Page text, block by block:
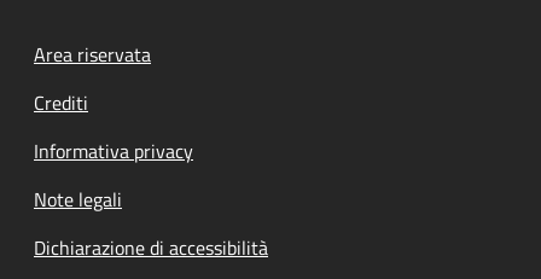
Footer menu
Area riservata
Crediti
Informativa privacy
Note legali
Dichiarazione di accessibilità